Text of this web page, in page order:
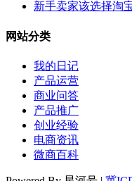
新手卖家该选择淘
网站分类
我的日记
产品运营
商业问答
产品推广
创业经验
电商资讯
微商百科